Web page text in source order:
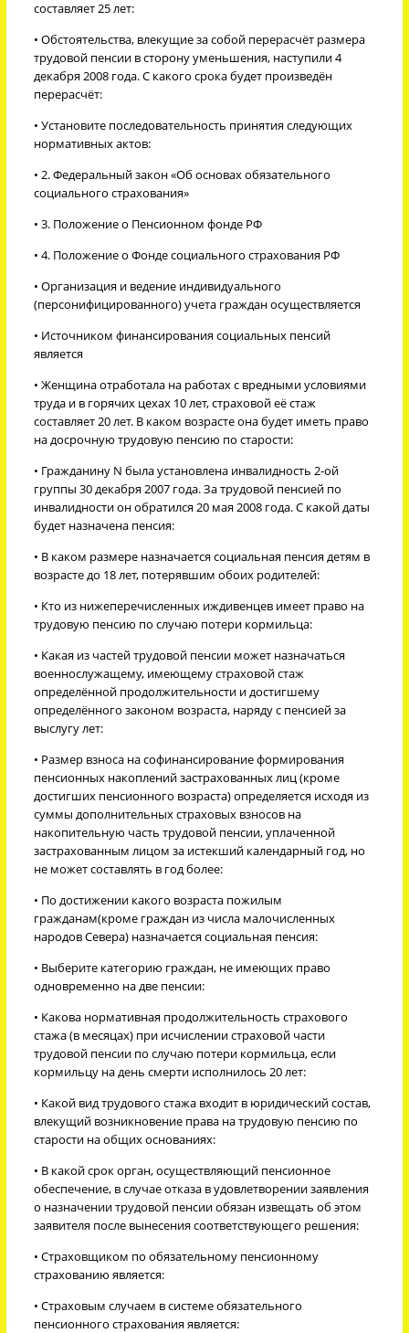
составляет 25 лет:
• Обстоятельства, влекущие за собой перерасчёт размера
трудовой пенсии в сторону уменьшения, наступили 4
декабря 2008 года. С какого срока будет произведён
перерасчёт:
• Установите последовательность принятия следующих
нормативных актов:
• 2. Федеральный закон «Об основах обязательного
социального страхования»
• 3. Положение о Пенсионном фонде РФ
• 4. Положение о Фонде социального страхования РФ
• Организация и ведение индивидуального
(персонифицированного) учета граждан осуществляется
• Источником финансирования социальных пенсий
является
• Женщина отработала на работах с вредными условиями
труда и в горячих цехах 10 лет, страховой её стаж
составляет 20 лет. В каком возрасте она будет иметь право
на досрочную трудовую пенсию по старости:
• Гражданину N была установлена инвалидность 2-ой
группы 30 декабря 2007 года. За трудовой пенсией по
инвалидности он обратился 20 мая 2008 года. С какой даты
будет назначена пенсия:
• В каком размере назначается социальная пенсия детям в
возрасте до 18 лет, потерявшим обоих родителей:
• Кто из нижеперечисленных иждивенцев имеет право на
трудовую пенсию по случаю потери кормильца:
• Какая из частей трудовой пенсии может назначаться
военнослужащему, имеющему страховой стаж
определённой продолжительности и достигшему
определённого законом возраста, наряду с пенсией за
выслугу лет:
• Размер взноса на софинансирование формирования
пенсионных накоплений застрахованных лиц (кроме
достигших пенсионного возраста) определяется исходя из
суммы дополнительных страховых взносов на
накопительную часть трудовой пенсии, уплаченной
застрахованным лицом за истекший календарный год, но
не может составлять в год более:
• По достижении какого возраста пожилым
гражданам(кроме граждан из числа малочисленных
народов Севера) назначается социальная пенсия:
• Выберите категорию граждан, не имеющих право
одновременно на две пенсии:
• Какова нормативная продолжительность страхового
стажа (в месяцах) при исчислении страховой части
трудовой пенсии по случаю потери кормильца, если
кормильцу на день смерти исполнилось 20 лет:
• Какой вид трудового стажа входит в юридический состав,
влекущий возникновение права на трудовую пенсию по
старости на общих основаниях:
• В какой срок орган, осуществляющий пенсионное
обеспечение, в случае отказа в удовлетворении заявления
о назначении трудовой пенсии обязан извещать об этом
заявителя после вынесения соответствующего решения:
• Страховщиком по обязательному пенсионному
страхованию является:
• Страховым случаем в системе обязательного
пенсионного страхования является: